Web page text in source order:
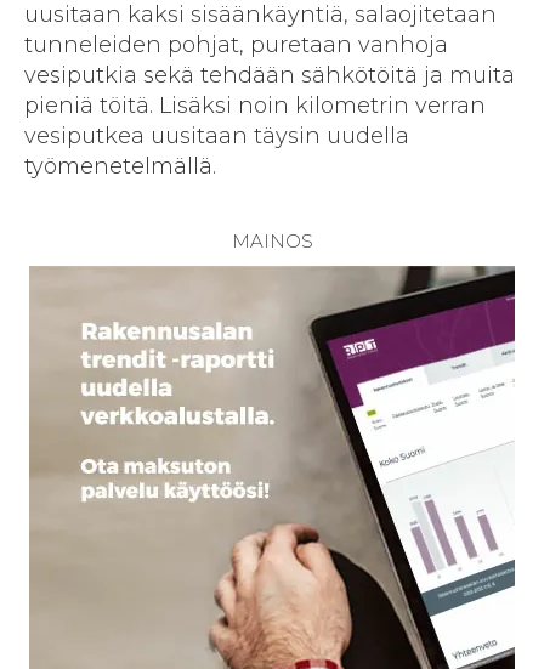
uusitaan kaksi sisäänkäyntiä, salaojitetaan
tunneleiden pohjat, puretaan vanhoja
vesiputkia sekä tehdään sähkötöitä ja muita
pieniä töitä. Lisäksi noin kilometrin verran
vesiputkea uusitaan täysin uudella
työmenetelmällä.